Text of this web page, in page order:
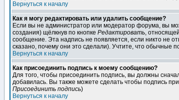
Вернуться к началу
Как я могу редактировать или удалить сообщение?
Если вы не администратор или модератор форума, вы
создания) щёлкнув по кнопке Редактировать,
сообщение. Эта надпись не появляется, если никто не
сказано, почему они это сделали). Учтите, что обычные
Вернуться к началу
Как присоединить подпись к моему сообщению?
Для того, чтобы присоединить подпись, вы должны
добавилась. Вы также можете сделать чтобы подпись
Присоединить подпись)
Вернуться к началу